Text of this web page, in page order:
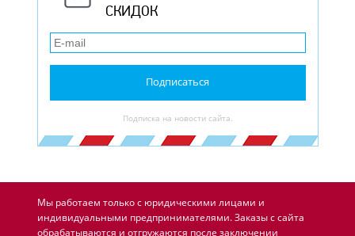
СКИДОК
Подписаться
Подписка на новости сайта.
Мы работаем только с юридическими лицами и
индивидуальными предпринимателями. Заказы с сайта
обрабатываются и отгружаются после заключении